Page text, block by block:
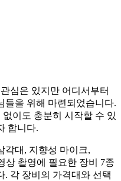
심은 있지만 어디서부터
들을 위해 마련되었습니다.
이도 충분히 시작할 수 있
합니다.
각대, 지향성 마이크,
상 촬영에 필요한 장비 7종
. 각 장비의 가격대와 선택